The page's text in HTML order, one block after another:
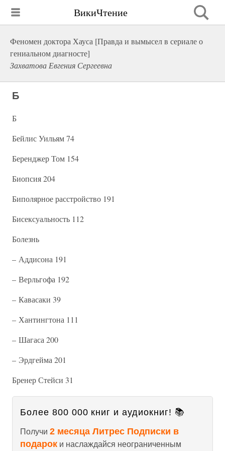
ВикиЧтение
Феномен доктора Хауса [Правда и вымысел в сериале о
гениальном диагносте]
Захватова Евгения Сергеевна
Б
Б
Бейлис Уильям 74
Беренджер Том 154
Биопсия 204
Биполярное расстройство 191
Бисексуальность 112
Болезнь
– Аддисона 191
– Верльгофа 192
– Кавасаки 39
– Хантингтона 111
– Шагаса 200
– Эрдгейма 201
Бренер Стейси 31
Более 800 000 книг и аудиокниг! 📚
Получи 2 месяца Литрес Подписки в
подарок и наслаждайся неограниченным